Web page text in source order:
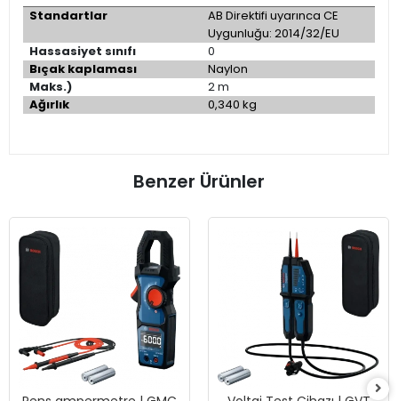
Standartlar
AB Direktifi uyarınca CE
Uygunluğu: 2014/32/EU
Hassasiyet sınıfı
0
Bıçak kaplaması
Naylon
Maks.)
2 m
Ağırlık
0,340 kg
Benzer Ürünler